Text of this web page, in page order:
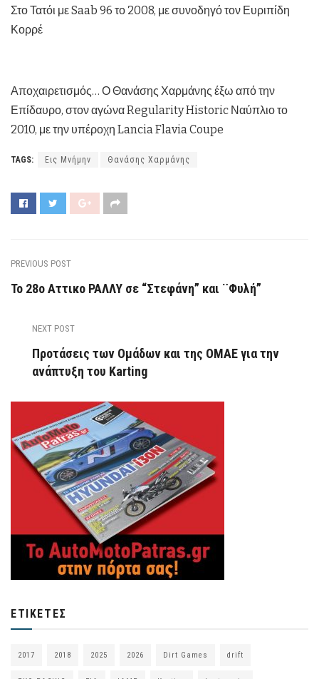
Στο Τατόι με Saab 96 το 2008, με συνοδηγό τον Ευριπίδη
Κορρέ
Αποχαιρετισμός… Ο Θανάσης Χαρμάνης έξω από την
Επίδαυρο, στον αγώνα Regularity Historic Ναύπλιο το
2010, με την υπέροχη Lancia Flavia Coupe
TAGS: Εις Μνήμην Θανάσης Χαρμάνης
PREVIOUS POST
Το 28ο Αττικο ΡΑΛΛΥ σε “Στεφάνη” και ¨Φυλή”
NEXT POST
Προτάσεις των Ομάδων και της ΟΜΑΕ για την
ανάπτυξη του Karting
ΕΤΙΚΈΤΕΣ
2017 2018 2025 2026 Dirt Games drift